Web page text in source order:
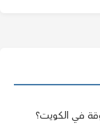
في الكويت؟